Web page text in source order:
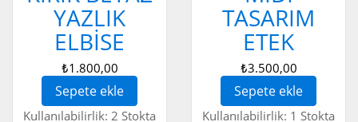
YAZLIK
ELBISE
₺1.800,00
Sepete ekle
Kullanılabilirlik: 2 Stokta
TASARIM
ETEK
₺3.500,00
Sepete ekle
Kullanılabilirlik: 1 Stokta